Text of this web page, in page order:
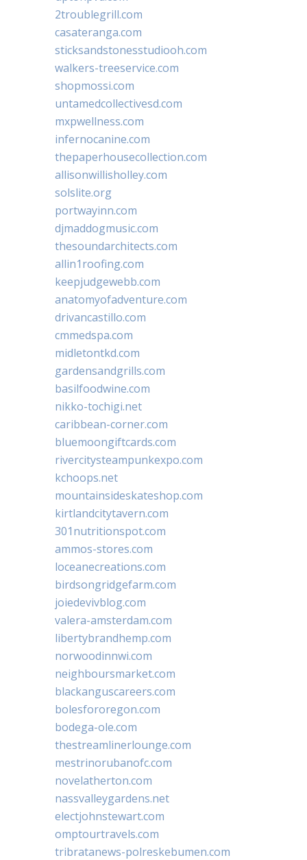
2troublegrill.com
casateranga.com
sticksandstonesstudiooh.com
walkers-treeservice.com
shopmossi.com
untamedcollectivesd.com
mxpwellness.com
infernocanine.com
thepaperhousecollection.com
allisonwillisholley.com
solslite.org
portwayinn.com
djmaddogmusic.com
thesoundarchitects.com
allin1roofing.com
keepjudgewebb.com
anatomyofadventure.com
drivancastillo.com
cmmedspa.com
midletontkd.com
gardensandgrills.com
basilfoodwine.com
nikko-tochigi.net
caribbean-corner.com
bluemoongiftcards.com
rivercitysteampunkexpo.com
kchoops.net
mountainsideskateshop.com
kirtlandcitytavern.com
301nutritionspot.com
ammos-stores.com
loceanecreations.com
birdsongridgefarm.com
joiedevivblog.com
valera-amsterdam.com
libertybrandhemp.com
norwoodinnwi.com
neighboursmarket.com
blackanguscareers.com
bolesfororegon.com
bodega-ole.com
thestreamlinerlounge.com
mestrinorubanofc.com
novelatherton.com
nassvalleygardens.net
electjohnstewart.com
omptourtravels.com
tribratanews-polreskebumen.com